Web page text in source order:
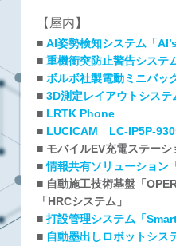
【屋内】
■ AI姿勢検知システム「AI’s
■ 重機衝突防止警告システ
■ ボルボ社製電動ミニバッ
■ 3D測定レイアウトシス
■ LRTK Phone
■ LUCICAM LC-IP5P-
■ モバイルEV充電ステーシ
■情報共有ソリューション
■ 自動施工技術基盤「
「HRCシステム」
■ 打設管理システム「
■ 自動墨出しロボットシス